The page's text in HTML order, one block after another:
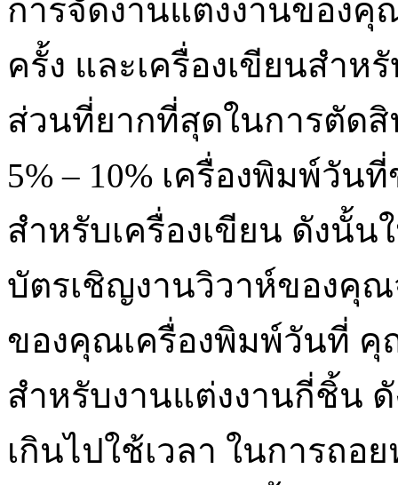
การจัดงานแต่งงานของคุ
ครั้ง และเครื่องเขียนสำห
ส่วนที่ยากที่สุดในการตัดสิ
5% – 10% เครื่องพิมพ์วั
สำหรับเครื่องเขียน ดังนั้น
บัตรเชิญงานวิวาห์ของคุ
ของคุณเครื่องพิมพ์วันที่ คุ
สำหรับงานแต่งงานกี่ชิ้น
เกินไปใช้เวลา ในการถ